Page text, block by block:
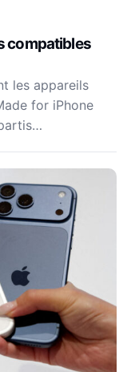
compatibles
les appareils
for iPhone